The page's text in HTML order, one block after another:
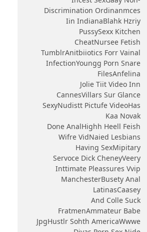
Discrimination Ordinanmces
Iin IndianaBlahk Hzriy
PussySexx Kitchen
CheatNursee Fetish
TumblrAnitbiiotics Forr Vainal
InfectionYoungg Porn Snare
FilesAnfelina
Jolie Tiit Video Inn
CannesVillars Sur Glance
SexyNudistt Pictufe VideoHas
Kaa Novak
Done AnalHighh Heell Feish
Wifre VidNaied Lesbians
Having SexMipitary
Servoce Dick CheneyVeery
Inttimate Pleassures Vvip
ManchesterBusety Anal
LatinasCaasey
And Colle Suck
FratmenAmmateur Babe
JpgHustlr Sohth AmericaWwwe